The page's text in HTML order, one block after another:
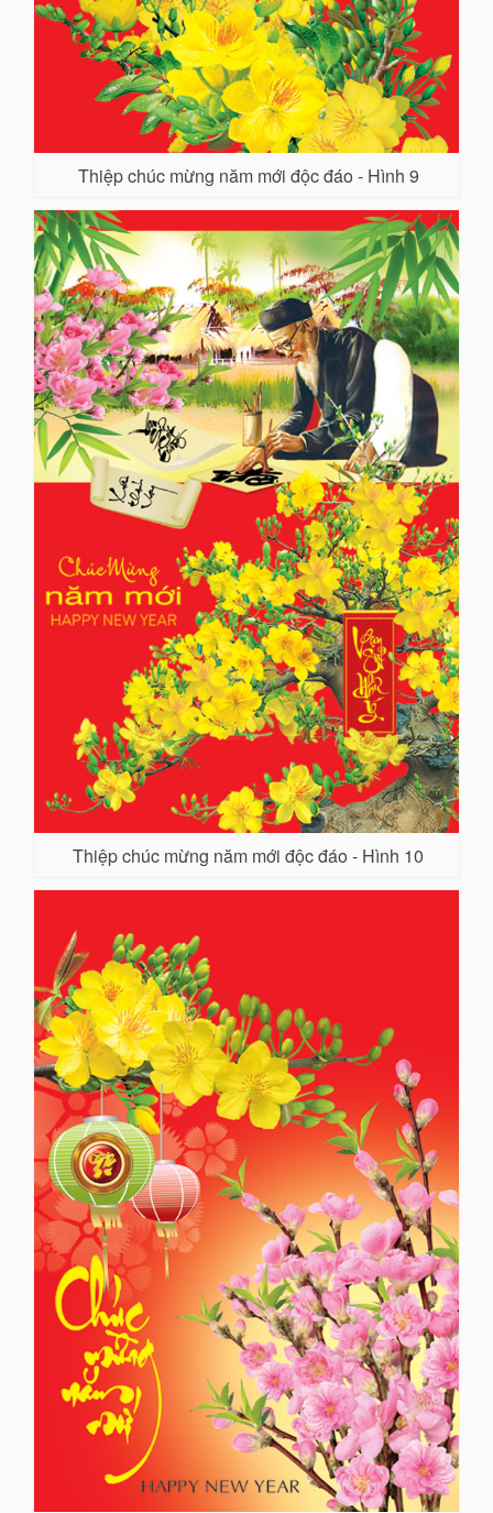
Thiệp chúc mừng năm mới độc đáo - Hình 9
Thiệp chúc mừng năm mới độc đáo - Hình 10